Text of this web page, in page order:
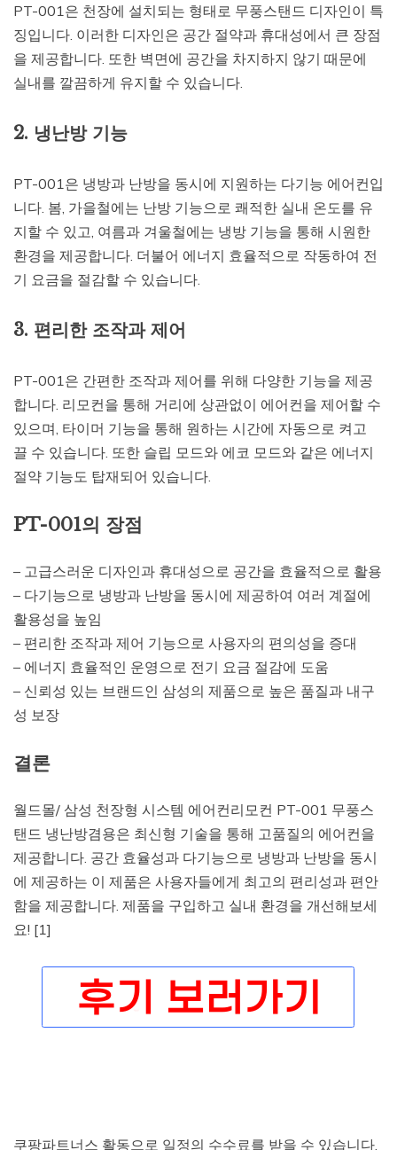
PT-001은 천장에 설치되는 형태로 무풍스탠드 디자인이 특
징입니다. 이러한 디자인은 공간 절약과 휴대성에서 큰 장점
을 제공합니다. 또한 벽면에 공간을 차지하지 않기 때문에
실내를 깔끔하게 유지할 수 있습니다.
2. 냉난방 기능
PT-001은 냉방과 난방을 동시에 지원하는 다기능 에어컨입
니다. 봄, 가을철에는 난방 기능으로 쾌적한 실내 온도를 유
지할 수 있고, 여름과 겨울철에는 냉방 기능을 통해 시원한
환경을 제공합니다. 더불어 에너지 효율적으로 작동하여 전
기 요금을 절감할 수 있습니다.
3. 편리한 조작과 제어
PT-001은 간편한 조작과 제어를 위해 다양한 기능을 제공
합니다. 리모컨을 통해 거리에 상관없이 에어컨을 제어할 수
있으며, 타이머 기능을 통해 원하는 시간에 자동으로 켜고
끌 수 있습니다. 또한 슬립 모드와 에코 모드와 같은 에너지
절약 기능도 탑재되어 있습니다.
PT-001의 장점
– 고급스러운 디자인과 휴대성으로 공간을 효율적으로 활용
– 다기능으로 냉방과 난방을 동시에 제공하여 여러 계절에
활용성을 높임
– 편리한 조작과 제어 기능으로 사용자의 편의성을 증대
– 에너지 효율적인 운영으로 전기 요금 절감에 도움
– 신뢰성 있는 브랜드인 삼성의 제품으로 높은 품질과 내구
성 보장
결론
월드몰/ 삼성 천장형 시스템 에어컨리모컨 PT-001 무풍스
탠드 냉난방겸용은 최신형 기술을 통해 고품질의 에어컨을
제공합니다. 공간 효율성과 다기능으로 냉방과 난방을 동시
에 제공하는 이 제품은 사용자들에게 최고의 편리성과 편안
함을 제공합니다. 제품을 구입하고 실내 환경을 개선해보세
요! [1]
쿠팡파트너스 활동으로 일정의 수수료를 받을 수 있습니다.